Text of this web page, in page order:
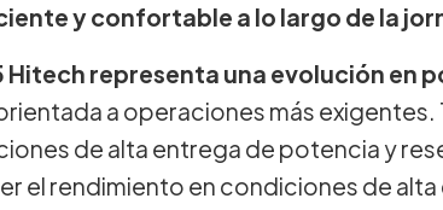
y confortable a lo largo de la
Hitech representa una evolución en
a operaciones más
de alta entrega de potencia y
el rendimiento en condiciones de